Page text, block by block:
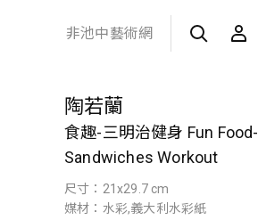
非池中藝術網
陶若蘭
食趣-三明治健身 Fun Food-
Sandwiches Workout
尺寸：21x29.7 cm
媒材：水彩,義大利水彩紙